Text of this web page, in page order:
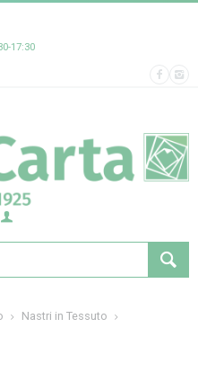
17:30
Nastri in Tessuto